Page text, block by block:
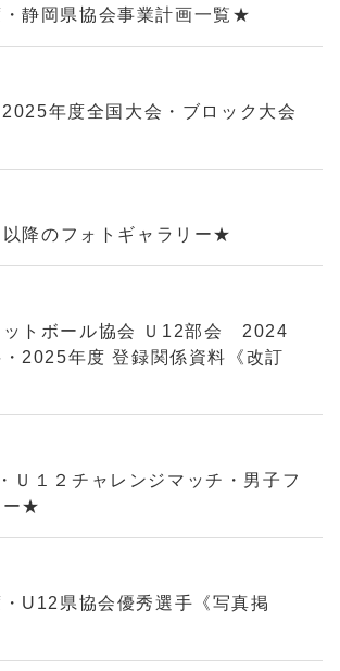
静岡県協会事業計画一覧★
年度全国大会・ブロック大会
降のフォトギャラリー★
ットボール協会 Ｕ12部会 2024
2025年度 登録関係資料《改訂
Ｕ１２チャレンジマッチ・男子フ
ー★
U12県協会優秀選手《写真掲